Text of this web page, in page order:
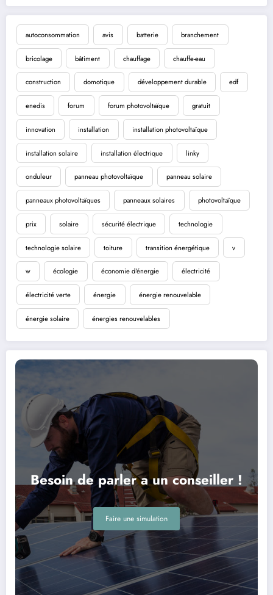
autoconsommation avis batterie branchement
bricolage bâtiment chauffage chauffe-eau
construction domotique développement durable edf
enedis forum forum photovoltaïque gratuit
innovation installation installation photovoltaïque
installation solaire installation électrique linky
onduleur panneau photovoltaïque panneau solaire
panneaux photovoltaïques panneaux solaires photovoltaïque
prix solaire sécurité électrique technologie
technologie solaire toiture transition énergétique v
w écologie économie d'énergie électricité
électricité verte énergie énergie renouvelable
énergie solaire énergies renouvelables
Besoin de parler a un conseiller !
Faire une simulation